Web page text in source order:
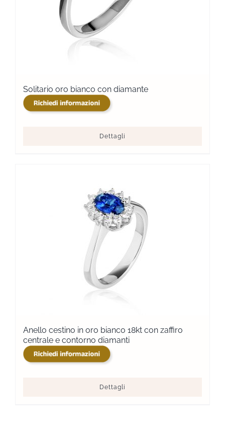
Solitario oro bianco con diamante
Dettagli
Anello cestino in oro bianco 18kt con zaffiro
centrale e contorno diamanti
Dettagli